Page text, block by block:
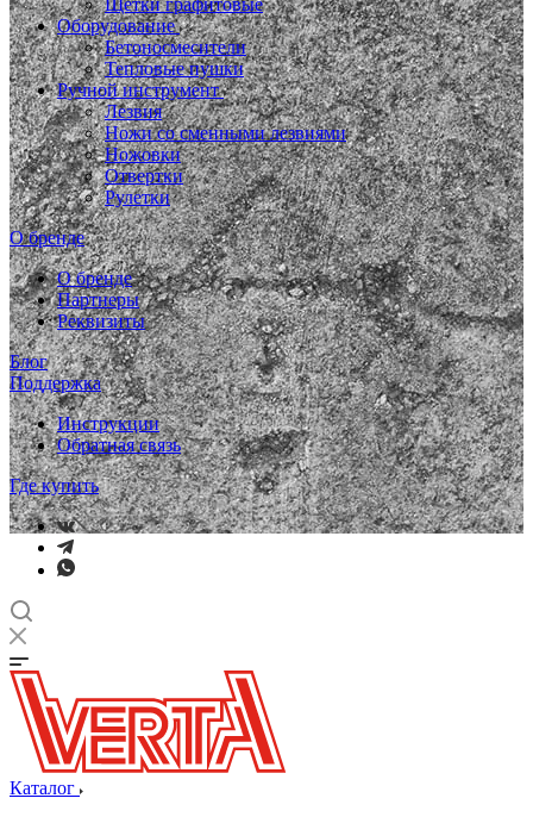
Щетки графитовые
Оборудование
Бетоносмесители
Тепловые пушки
Ручной инструмент
Лезвия
Ножи со сменными лезвиями
Ножовки
Отвертки
Рулетки
О бренде
О бренде
Партнеры
Реквизиты
Блог
Поддержка
Инструкции
Обратная связь
Где купить
Каталог